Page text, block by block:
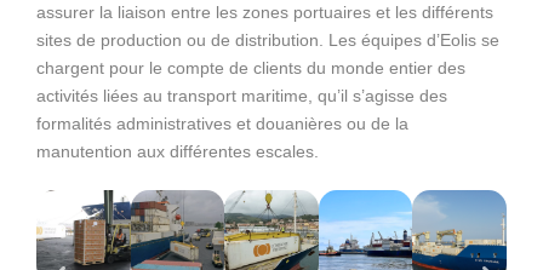
assurer la liaison entre les zones portuaires et les différents
sites de production ou de distribution. Les équipes d’Eolis se
chargent pour le compte de clients du monde entier des
activités liées au transport maritime, qu’il s’agisse des
formalités administratives et douanières ou de la
manutention aux différentes escales.